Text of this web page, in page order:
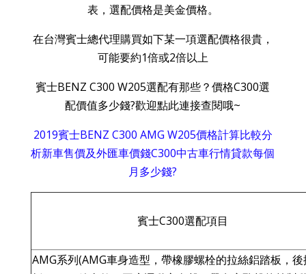
表，選配價格是美金價格。
在台灣賓士總代理購買如下某一項選配價格很貴，
可能要約1倍或2倍以上
賓士BENZ C300 W205選配有那些？價格C300選
配價值多少錢?歡迎點此連接查閱哦~
2019賓士BENZ C300 AMG W205價格計算比較分
析新車售價及外匯車價錢C300中古車行情貸款每個
月多少錢?
賓士C300選配項目
AMG系列(AMG車身造型，帶橡膠螺栓的拉絲鋁踏板，